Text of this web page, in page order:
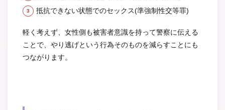
抵抗できない状態でのセックス(準強制性交等罪)
軽く考えず、女性側も被害者意識を持って警察に伝える
ことで、やり逃げという行為そのものを減らすことにも
つながります。